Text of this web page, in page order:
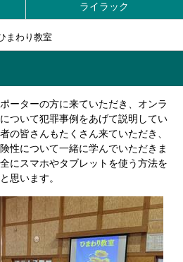
ライラック
まわり教室
ーターの方に来ていただき、オンラ
ついて犯罪事例をあげて説明してい
の皆さんもたくさん来ていただき、
性について一緒に学んでいただきま
にスマホやタブレットを使う方法を
思います。